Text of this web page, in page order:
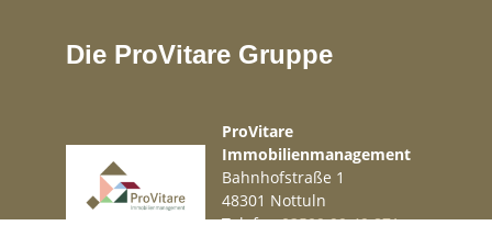
Die ProVitare Gruppe
ProVitare
Immobilienmanagement
Bahnhofstraße 1
48301 Nottuln
Telefon02509 99 49 871